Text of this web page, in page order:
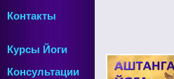
Контакты
Курсы Йоги
Консультации